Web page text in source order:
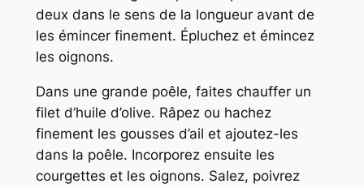
deux dans le sens de la longueur avant de
les émincer finement. Épluchez et émincez
les oignons.
Dans une grande poêle, faites chauffer un
filet d’huile d’olive. Râpez ou hachez
finement les gousses d’ail et ajoutez-les
dans la poêle. Incorporez ensuite les
courgettes et les oignons. Salez, poivrez